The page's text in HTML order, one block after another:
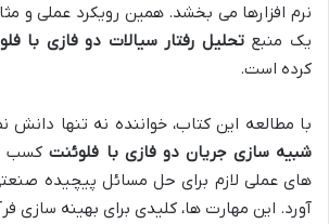
نرم افزارها می بخشد. همین رویکرد عملی و
یک منبعتحلیل رفتار سیالات دو فازی با
کرده است.
با مطالعه این کتاب، خواننده نه تنها دانش
شبیه سازی جریان دو فازی با فلوئنتکسب
های عملی لازم برای حل مسائل پیچیده
آورد. این مهارت ها، کلیدی برای بهینه سازی